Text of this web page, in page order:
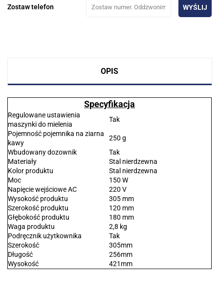
Zostaw telefon WYŚLIJ
OPIS
Specyfikacja
Regulowane ustawienia
maszynki do mielenia
Tak
Pojemność pojemnika na ziarna
kawy
250 g
Wbudowany dozownik
Tak
Materiały
Stal nierdzewna
Kolor produktu
Stal nierdzewna
Moc
150 W
Napięcie wejściowe AC
220 V
Wysokość produktu
305 mm
Szerokość produktu
120 mm
Głębokość produktu
180 mm
Waga produktu
2,8 kg
Podręcznik użytkownika
Tak
Szerokość
305mm
Długość
256mm
Wysokość
421mm